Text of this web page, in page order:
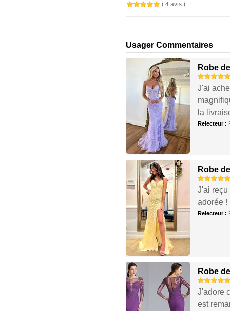
( 4 avis )
Usager Commentaires
Robe
J'ai
la
Relecteur :
Robe
J'ai reçu
adorée !
Relecteur :
Robe
J'adore
est